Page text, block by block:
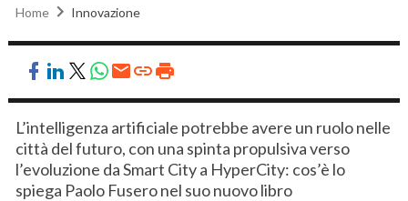
Home Innovazione
L’intelligenza artificiale potrebbe avere un ruolo nelle
città del futuro, con una spinta propulsiva verso
l’evoluzione da Smart City a HyperCity: cos’è lo
spiega Paolo Fusero nel suo nuovo libro